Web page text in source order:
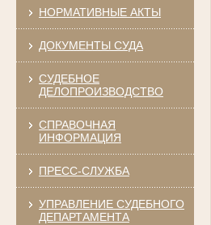
НОРМАТИВНЫЕ АКТЫ
ДОКУМЕНТЫ СУДА
СУДЕБНОЕ
ДЕЛОПРОИЗВОДСТВО
СПРАВОЧНАЯ
ИНФОРМАЦИЯ
ПРЕСС-СЛУЖБА
УПРАВЛЕНИЕ СУДЕБНОГО
ДЕПАРТАМЕНТА